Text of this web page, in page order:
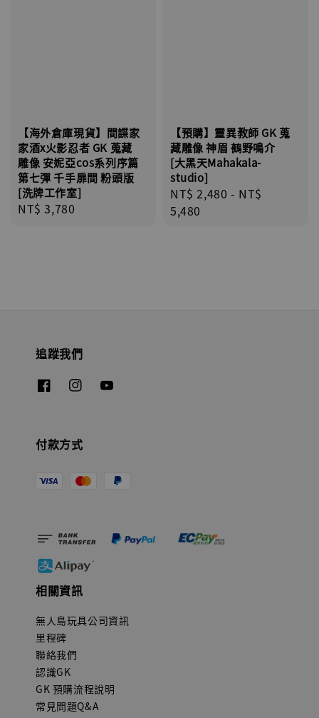
【海外倉庫現貨】間諜家
家酒x火影忍者 GK 蒐藏
雕像 安妮亞cos系列序篇
第七彈 千手扉間 粉頭版
[洗牌工作室]
Regular
NT$ 3,780
【預購】靈異教師 GK 蒐
藏雕像 神眉 鵺野鳴介
[大黑天Mahakala-
studio]
Regular
price
NT$ 2,480 - NT$
5,480
追蹤我們
付款方式
相關資訊
無人島玩具公司資訊
里程碑
聯絡我們
認識GK
GK 預購流程說明
常見問題Q&A